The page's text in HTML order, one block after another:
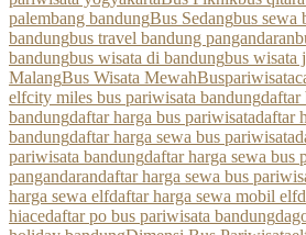
palembang bandungBus Sedangbus sewa
bandungbus travel bandung pangandaran
bandungbus wisata di bandungbus wisata
MalangBus Wisata MewahBuspariwisata
elfcity miles bus pariwisata bandungdaftar
bandungdaftar harga bus pariwisatadaftar
bandungdaftar harga sewa bus pariwisata
pariwisata bandungdaftar harga sewa bus
pangandarandaftar harga sewa bus
harga sewa elfdaftar harga sewa mobil elf
hiacedaftar po bus pariwisata bandung